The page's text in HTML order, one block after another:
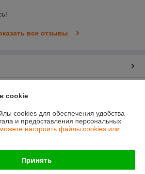
все отзывы
cookie
cookies для обеспечения удобства
и предоставления персональных
настроить файлы cookies или
Принять